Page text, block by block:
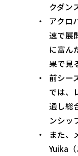
クダン
アクロ
速で展
に富ん
果で見
前シー
では、
通し総
ンシッ
また、
Yuika